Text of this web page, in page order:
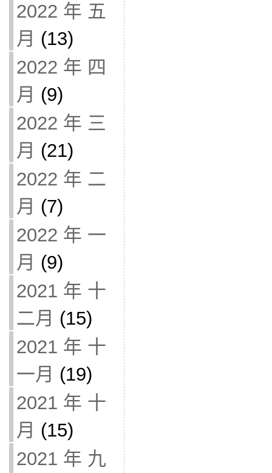
2022 年 五
月 (13)
2022 年 四
月 (9)
2022 年 三
月 (21)
2022 年 二
月 (7)
2022 年 一
月 (9)
2021 年 十
二月 (15)
2021 年 十
一月 (19)
2021 年 十
月 (15)
2021 年 九